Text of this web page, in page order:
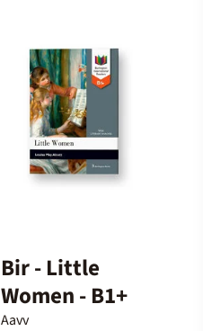
Bir - Little
Women - B1+
Aavv